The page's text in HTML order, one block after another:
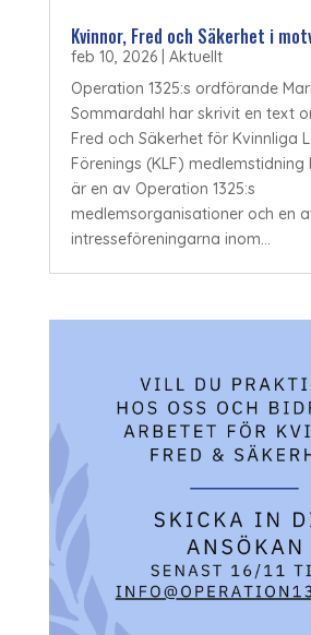
Kvinnor, Fred och Säkerhet i
feb 10, 2026| Aktuellt
Operation 1325:s ordförande
Sommardahl har skrivit en text
Fred och Säkerhet för Kvinnliga
Förenings (KLF) medlemstidning
är en av Operation 1325:s
medlemsorganisationer och en
intresseföreningarna inom...